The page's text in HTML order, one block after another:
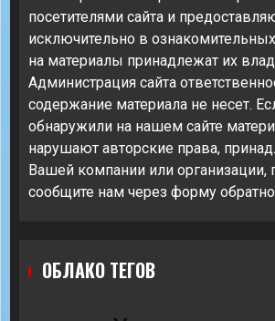
посетителями сайта и
исключительно в
на материалы принадлежат их
Администрация сайта
содержание материала не несет.
обнаружили на нашем сайте
нарушают авторские права,
Вашей компании или организации,
сообщите нам через форму
ОБЛАКО ТЕГОВ